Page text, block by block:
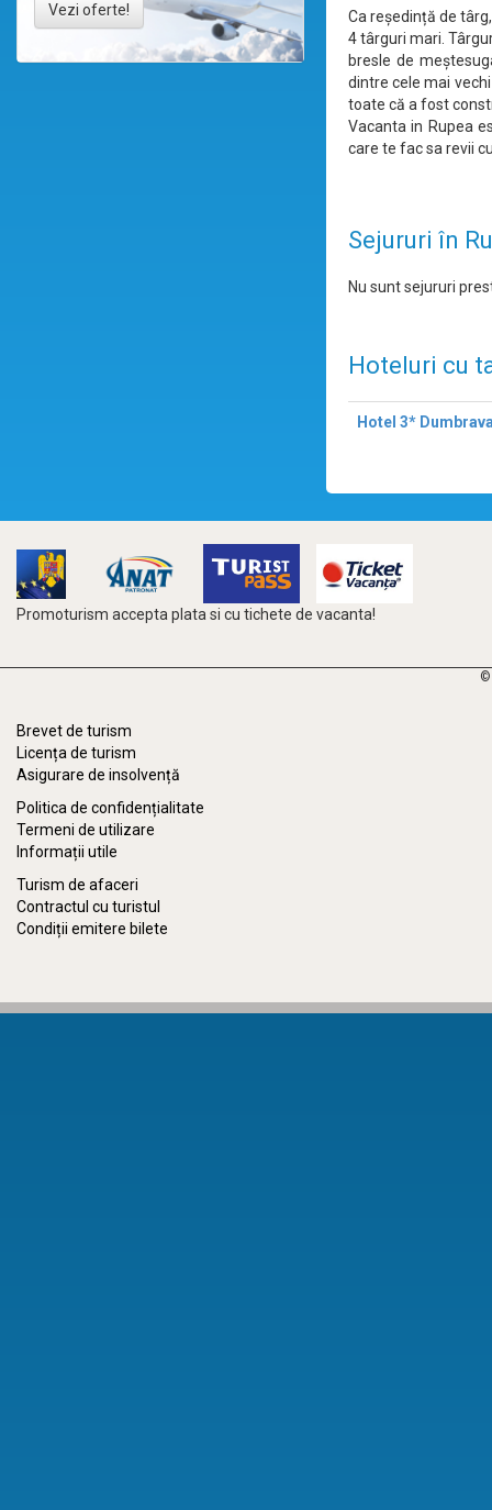
Vezi oferte!
Ca reședință de
4 târguri mari.
bresle de
dintre cele mai
toate că a fost
Vacanta in Rupea
care te fac sa revii
Sejururi în
Nu sunt sejururi
Hoteluri cu
Hotel 3*
Promoturism accepta plata si cu tichete de vacanta!
©
Brevet de turism
Licența de turism
Asigurare de insolvență
Politica de confidențialitate
Termeni de utilizare
Informații utile
Turism de afaceri
Contractul cu turistul
Condiții emitere bilete